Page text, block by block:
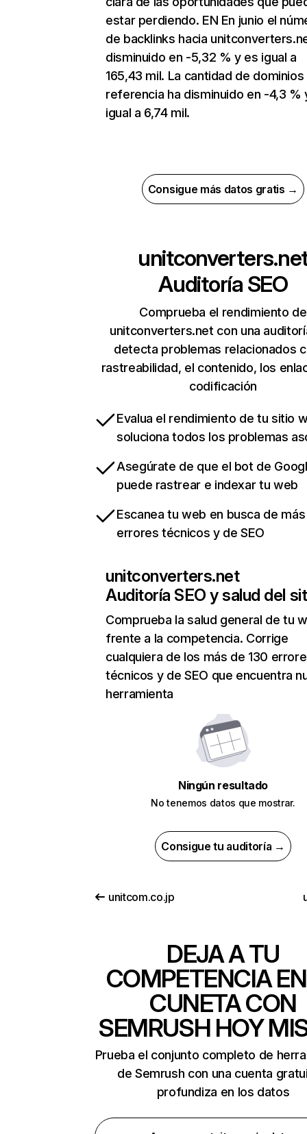
estar perdiendo. EN En junio el
de backlinks hacia
disminuido en -5,32 % y es igual a
165,43 mil. La cantidad de
referencia ha disminuido en -4,3 %
igual a 6,74 mil.
Consigue más datos gratis →
Auditoría SEO
Comprueba el rendimiento de
unitconverters.net con una
detecta problemas relacionados
rastreabilidad, el contenido, los
codificación
Evalua el rendimiento de tu sitio
soluciona todos los problemas
Asegúrate de que el bot de
puede rastrear e indexar tu web
Escanea tu web en busca de
errores técnicos y de SEO
unitconverters.net
Auditoría SEO y salud del
Comprueba la salud general de tu
frente a la competencia. Corrige
cualquiera de los más de 130
técnicos y de SEO que encuentra
herramienta
Ningún resultado
No tenemos datos que mostrar.
Consigue tu auditoría →
unitcom.co.jp
DEJA A TU
COMPETENCIA
CUNETA CON
SEMRUSH HOY
Prueba el conjunto completo de
de Semrush con una cuenta
profundiza en los datos